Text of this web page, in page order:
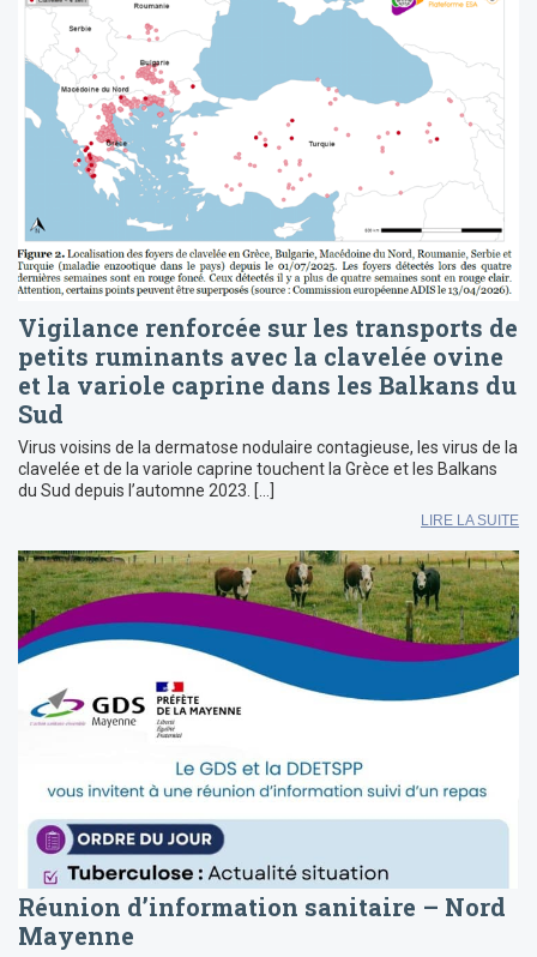
Vigilance renforcée sur les transports de
petits ruminants avec la clavelée ovine
et la variole caprine dans les Balkans du
Sud
Virus voisins de la dermatose nodulaire contagieuse, les virus de la
clavelée et de la variole caprine touchent la Grèce et les Balkans
du Sud depuis l’automne 2023. […]
LIRE LA SUITE
Réunion d’information sanitaire – Nord
Mayenne